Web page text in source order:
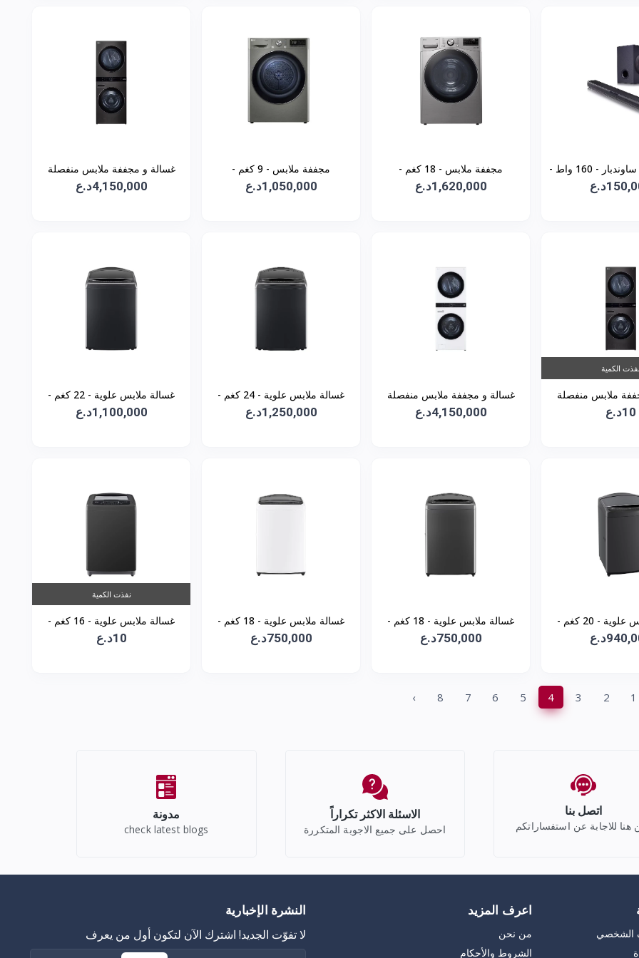
سستم صوت ساوندبار - 160 واط -
SQC1
مجففة ملابس - 18 كغم -
RH18U8EVCW
1,620,000د.ع
مجففة ملابس - 9 كغم -
RH90V9PV8N
1,050,000د.ع
غسالة و مجففة ملابس منفصلة
Wash Tower سعة 21 كغم -
4,150,000د.ع
الكمية
ملابس منفصلة
10د.ع
غسالة و مجففة ملابس منفصلة
Wash Tower سعة 21 كغم -
4,150,000د.ع
غسالة ملابس علوية - 24 كغم -
T24H9EFHTP
1,250,000د.ع
غسالة ملابس علوية - 22 كغم -
T22H9EFHHTPA
1,100,000د.ع
غسالة ملابس علوية - 20 كغم -
غسالة ملابس علوية - 18 كغم -
T18H3SDHT2
750,000د.ع
غسالة ملابس علوية - 18 كغم -
T18H3SDHTW
750,000د.ع
نفذت الكمية
غسالة ملابس علوية - 16 كغم -
T1685NEHT
10د.ع
1
2
3
4
5
6
7
8
›
اتصل بنا
هنا للاجابة عن استفساراتكم
الاسئلة الاكثر تكراراً
احصل على جميع الاجوبة المتكررة
مدونة
check latest blogs
الشخصي
اعرف المزيد
من نحن
الشروط والأحكام
النشرة الإخبارية
لا تفوّت الجديد! اشترك الآن لتكون أول من يعرف